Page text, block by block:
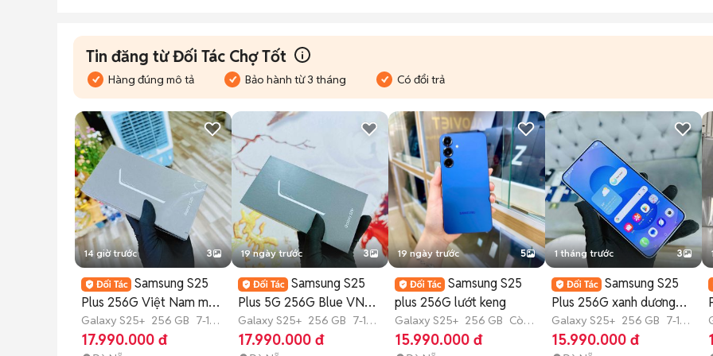
Tin đăng từ Đối Tác Chợ Tốt
Hàng đúng mô tả Bảo hành từ 3 tháng Có đổi trả
14 giờ trước 3
Samsung S25
Plus 256G Việt Nam màu
Xám newseal 10%
Galaxy S25+ 256 GB 7-12
tháng
17.990.000 đ
19 ngày trước 3
Samsung S25
Plus 5G 256G Blue VN
newseal 100%
Galaxy S25+ 256 GB 7-12
tháng
17.990.000 đ
19 ngày trước 5
Samsung S25
plus 256G lướt keng
Galaxy S25+ 256 GB Còn
bảo hành
15.990.000 đ
1 tháng trước 3
Samsung S25
Plus 256G xanh dương
likenew BH 5/2026
Galaxy S25+ 256 GB 7-12
tháng
15.990.000 đ